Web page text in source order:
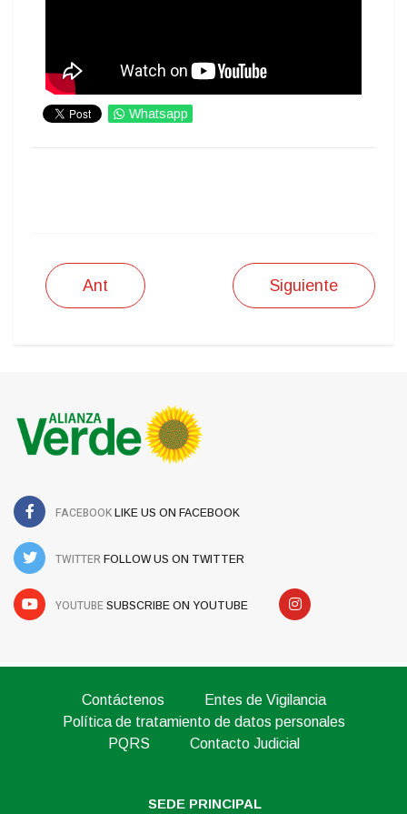
Whatsapp
Ant Siguiente
FACEBOOK LIKE US ON FACEBOOK
TWITTER FOLLOW US ON TWITTER
YOUTUBE SUBSCRIBE ON YOUTUBE
Contáctenos
Entes de Vigilancia
Política de tratamiento de datos personales
PQRS
Contacto Judicial
SEDE PRINCIPAL